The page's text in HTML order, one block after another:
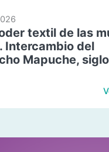
textil de las
Intercambio del
Mapuche,